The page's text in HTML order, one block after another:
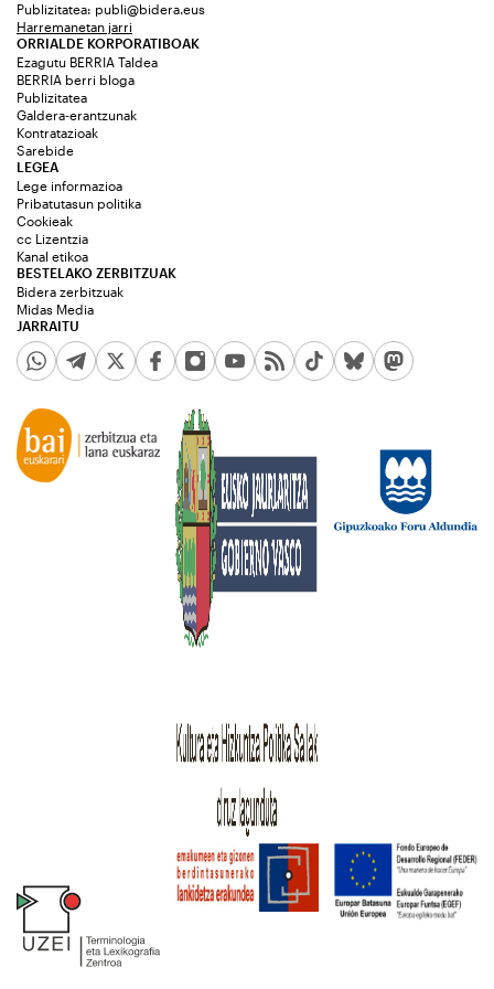
Publizitatea: publi@bidera.eus
Harremanetan jarri
ORRIALDE KORPORATIBOAK
Ezagutu BERRIA Taldea
BERRIA berri bloga
Publizitatea
Galdera-erantzunak
Kontratazioak
Sarebide
JARRAITU
LEGEA
Lege informazioa
Pribatutasun politika
Cookieak
cc Lizentzia
Kanal etikoa
BESTELAKO ZERBITZUAK
Bidera zerbitzuak
Midas Media